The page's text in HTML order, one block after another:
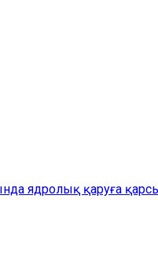
ядролық қаруға қарсы